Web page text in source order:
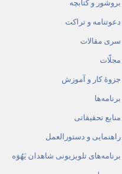
بروشور و کتابچه
دعوتنامه و تراکت
سری مقالات
مجلّات
جزوهٔ کار و آموزش
برنامه‌ها
منابع تحقیقاتی
راهنمایی و دستورالعمل
برنامه‌های تلویزیونی شاهدان یَهُوَه